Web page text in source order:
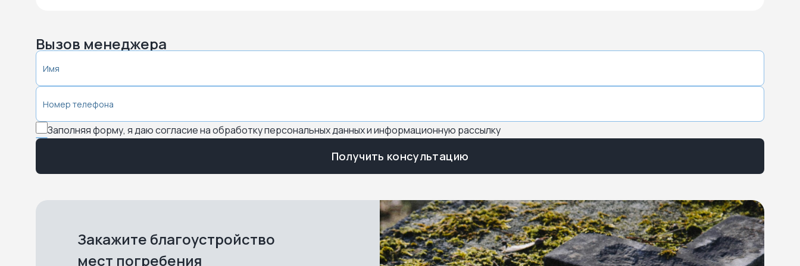
Вызов менеджера
Заполняя форму, я даю согласие на обработку персональных данных и информационную рассылку
Получить консультацию
Закажите благоустройство
мест погребения